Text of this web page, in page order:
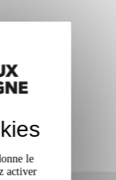
le
activer